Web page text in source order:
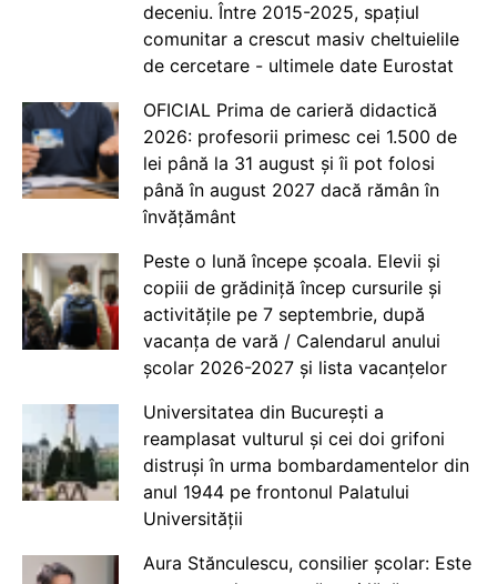
deceniu. Între 2015-2025, spațiul
comunitar a crescut masiv cheltuielile
de cercetare - ultimele date Eurostat
OFICIAL Prima de carieră didactică
2026: profesorii primesc cei 1.500 de
lei până la 31 august și îi pot folosi
până în august 2027 dacă rămân în
învățământ
Peste o lună începe școala. Elevii și
copiii de grădiniță încep cursurile și
activitățile pe 7 septembrie, după
vacanța de vară / Calendarul anului
școlar 2026-2027 și lista vacanțelor
Universitatea din București a
reamplasat vulturul și cei doi grifoni
distruși în urma bombardamentelor din
anul 1944 pe frontonul Palatului
Universității
Aura Stănculescu, consilier școlar: Este